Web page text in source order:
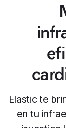
Elastic te
en tu